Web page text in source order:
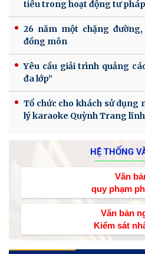
tiêu trong hoạt động tư pháp
26 năm một chặng
đồng môn
Yêu cầu giải trình quảng
đa lớp”
Tổ chức cho khách sử dụng
lý karaoke Quỳnh Trang
HỆ THỐNG
Văn
quy phạm
Văn bản
Kiểm sát